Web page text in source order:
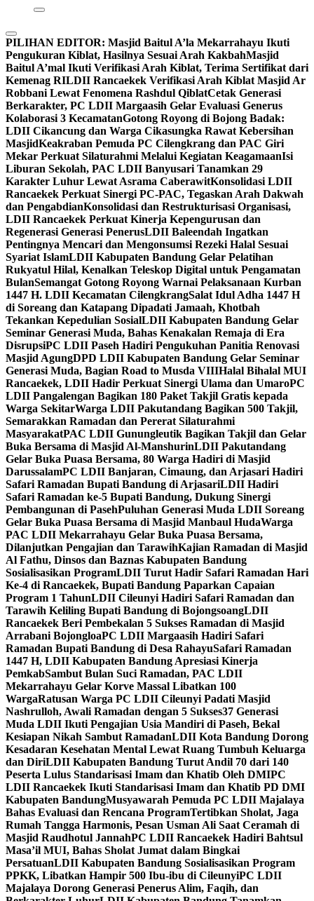
PILIHAN EDITOR: Masjid Baitul A’la Mekarrahayu Ikuti
Pengukuran Kiblat, Hasilnya Sesuai Arah KakbahMasjid
Baitul A’mal Ikuti Verifikasi Arah Kiblat, Terima Sertifikat dari
Kemenag RILDII Rancaekek Verifikasi Arah Kiblat Masjid Ar
Robbani Lewat Fenomena Rashdul QiblatCetak Generasi
Berkarakter, PC LDII Margaasih Gelar Evaluasi Generus
Kolaborasi 3 KecamatanGotong Royong di Bojong Badak:
LDII Cikancung dan Warga Cikasungka Rawat Kebersihan
MasjidKeakraban Pemuda PC Cilengkrang dan PAC Giri
Mekar Perkuat Silaturahmi Melalui Kegiatan KeagamaanIsi
Liburan Sekolah, PAC LDII Banyusari Tanamkan 29
Karakter Luhur Lewat Asrama CaberawitKonsolidasi LDII
Rancaekek Perkuat Sinergi PC-PAC, Tegaskan Arah Dakwah
dan PengabdianKonsolidasi dan Restrukturisasi Organisasi,
LDII Rancaekek Perkuat Kinerja Kepengurusan dan
Regenerasi Generasi PenerusLDII Baleendah Ingatkan
Pentingnya Mencari dan Mengonsumsi Rezeki Halal Sesuai
Syariat IslamLDII Kabupaten Bandung Gelar Pelatihan
Rukyatul Hilal, Kenalkan Teleskop Digital untuk Pengamatan
BulanSemangat Gotong Royong Warnai Pelaksanaan Kurban
1447 H. LDII Kecamatan CilengkrangSalat Idul Adha 1447 H
di Soreang dan Katapang Dipadati Jamaah, Khotbah
Tekankan Kepedulian SosialLDII Kabupaten Bandung Gelar
Seminar Generasi Muda, Bahas Kenakalan Remaja di Era
DisrupsiPC LDII Paseh Hadiri Pengukuhan Panitia Renovasi
Masjid AgungDPD LDII Kabupaten Bandung Gelar Seminar
Generasi Muda, Bagian Road to Musda VIIIHalal Bihalal MUI
Rancaekek, LDII Hadir Perkuat Sinergi Ulama dan UmaroPC
LDII Pangalengan Bagikan 180 Paket Takjil Gratis kepada
Warga SekitarWarga LDII Pakutandang Bagikan 500 Takjil,
Semarakkan Ramadan dan Pererat Silaturahmi
MasyarakatPAC LDII Gunungleutik Bagikan Takjil dan Gelar
Buka Bersama di Masjid Al-ManshurinLDII Pakutandang
Gelar Buka Puasa Bersama, 80 Warga Hadiri di Masjid
DarussalamPC LDII Banjaran, Cimaung, dan Arjasari Hadiri
Safari Ramadan Bupati Bandung di ArjasariLDII Hadiri
Safari Ramadan ke-5 Bupati Bandung, Dukung Sinergi
Pembangunan di PasehPuluhan Generasi Muda LDII Soreang
Gelar Buka Puasa Bersama di Masjid Manbaul HudaWarga
PAC LDII Mekarrahayu Gelar Buka Puasa Bersama,
Dilanjutkan Pengajian dan TarawihKajian Ramadan di Masjid
Al Fathu, Dinsos dan Baznas Kabupaten Bandung
Sosialisasikan ProgramLDII Turut Hadir Safari Ramadan Hari
Ke-4 di Rancaekek, Bupati Bandung Paparkan Capaian
Program 1 TahunLDII Cileunyi Hadiri Safari Ramadan dan
Tarawih Keliling Bupati Bandung di BojongsoangLDII
Rancaekek Beri Pembekalan 5 Sukses Ramadan di Masjid
Arrabani BojongloaPC LDII Margaasih Hadiri Safari
Ramadan Bupati Bandung di Desa RahayuSafari Ramadan
1447 H, LDII Kabupaten Bandung Apresiasi Kinerja
PemkabSambut Bulan Suci Ramadan, PAC LDII
Mekarrahayu Gelar Korve Massal Libatkan 100
WargaRatusan Warga PC LDII Cileunyi Padati Masjid
Nashrulloh, Awali Ramadan dengan 5 Sukses37 Generasi
Muda LDII Ikuti Pengajian Usia Mandiri di Paseh, Bekal
Kesiapan Nikah Sambut RamadanLDII Kota Bandung Dorong
Kesadaran Kesehatan Mental Lewat Ruang Tumbuh Keluarga
dan DiriLDII Kabupaten Bandung Turut Andil 70 dari 140
Peserta Lulus Standarisasi Imam dan Khatib Oleh DMIPC
LDII Rancaekek Ikuti Standarisasi Imam dan Khatib PD DMI
Kabupaten BandungMusyawarah Pemuda PC LDII Majalaya
Bahas Evaluasi dan Rencana ProgramTertibkan Sholat, Jaga
Rumah Tangga Harmonis, Pesan Usman Ali Saat Ceramah di
Masjid Raudhotul JannahPC LDII Rancaekek Hadiri Bahtsul
Masa’il MUI, Bahas Sholat Jumat dalam Bingkai
PersatuanLDII Kabupaten Bandung Sosialisasikan Program
PPKK, Libatkan Hampir 500 Ibu-ibu di CileunyiPC LDII
Majalaya Dorong Generasi Penerus Alim, Faqih, dan